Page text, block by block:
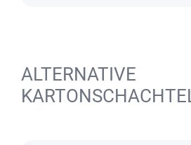
ALTERNATIVE